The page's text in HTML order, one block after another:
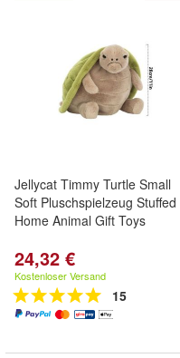
Jellycat Timmy Turtle Small
Soft Pluschspielzeug Stuffed
Home Animal Gift Toys
24,32 €
Kostenloser Versand
15